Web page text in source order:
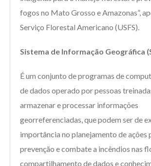
fogos no Mato Grosso e Amazonas”,
Serviço Florestal Americano (USFS).
Sistema de Informação Geográfica
É um conjunto de programas de
de dados operado por pessoas
armazenar e processar informações
georreferenciadas, que podem ser de
importância no planejamento de ações
prevenção e combate a incêndios nas
compartilhamento de dados e